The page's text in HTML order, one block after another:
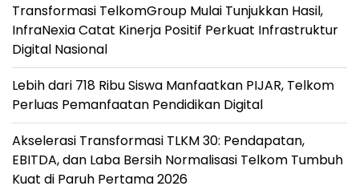
Transformasi TelkomGroup Mulai Tunjukkan Hasil,
InfraNexia Catat Kinerja Positif Perkuat Infrastruktur
Digital Nasional
Lebih dari 718 Ribu Siswa Manfaatkan PIJAR, Telkom
Perluas Pemanfaatan Pendidikan Digital
Akselerasi Transformasi TLKM 30: Pendapatan,
EBITDA, dan Laba Bersih Normalisasi Telkom Tumbuh
Kuat di Paruh Pertama 2026